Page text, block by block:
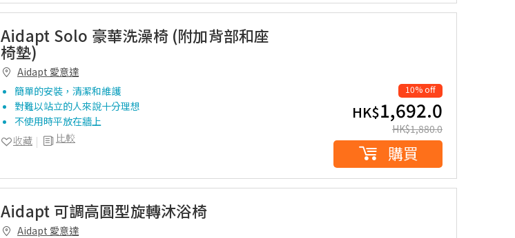
Aidapt Solo 豪華洗澡椅 (附加背部和座
椅墊)
Aidapt 愛意達
簡單的安裝，清潔和維護
對難以站立的人來說十分理想
不使用時平放在牆上
比較
收藏
10% off
HK$1,692.0
HK$1,880.0
購買
Aidapt 可調高圓型旋轉沐浴椅
Aidapt 愛意達